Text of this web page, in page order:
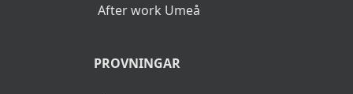
POPULÄRA SÖKNINGAR
After work Stockholm